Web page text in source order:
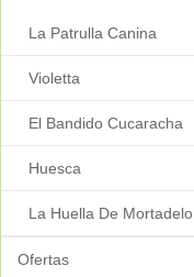
La Patrulla Canina
Violetta
El Bandido Cucaracha
Huesca
La Huella De Mortadelo
Ofertas